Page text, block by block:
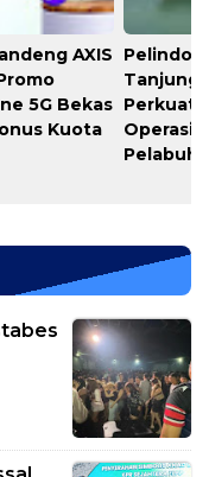
AXIS
5G Bekas
Kuota
Pelindo
Tanjung
Perkuat